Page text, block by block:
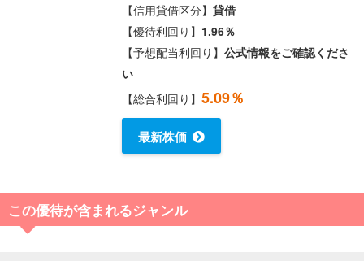
【信用貸借区分】貸借
【優待利回り】 1.96％
【予想配当利回り】公式情報をご確認くださ
い
【総合利回り】5.09％
最新株価
この優待が含まれるジャンル